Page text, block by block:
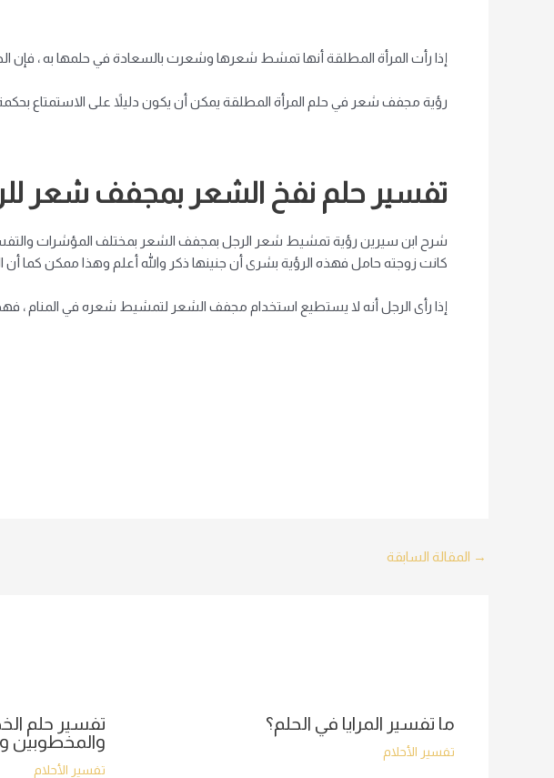
إذا رأت المرأة المطلقة أنها تمشط شعرها وشعرت بالسعادة في حلمها به ، فإن
رؤية مجفف شعر في حلم المرأة المطلقة يمكن أن يكون دليلاً على الاستمتاع بحكمة
تفسير حلم نفخ الشعر بمجفف شعر
شرح ابن سيرين رؤية تمشيط شعر الرجل بمجفف الشعر بمختلف المؤشرات
كانت زوجته حامل فهذه الرؤية بشرى أن جنينها ذكر والله أعلم وهذا ممكن كما أن
إذا رأى الرجل أنه لا يستطيع استخدام مجفف الشعر لتمشيط شعره في المنام ،
Post
→ المقالة السابقة
ما تفسير المرايا في الحلم؟
تفسير الأحلام
تفسير حلم
والمخطوبين
تفسير الأحلام